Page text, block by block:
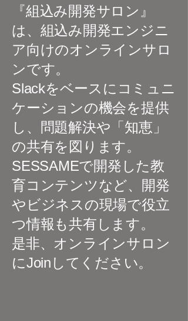
『組込み開発サロン』
は、組込み開発エンジニ
ア向けのオンラインサロ
ンです。
Slackをベースにコミュニ
ケーションの機会を提供
し、問題解決や「知恵」
の共有を図ります。
SESSAMEで開発した教
育コンテンツなど、開発
やビジネスの現場で役立
つ情報も共有します。
​是非、オンラインサロン
にJoinしてください。